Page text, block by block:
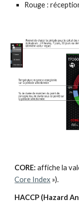
Rouge :
CORE:
Core Index »).
HACCP (Hazard